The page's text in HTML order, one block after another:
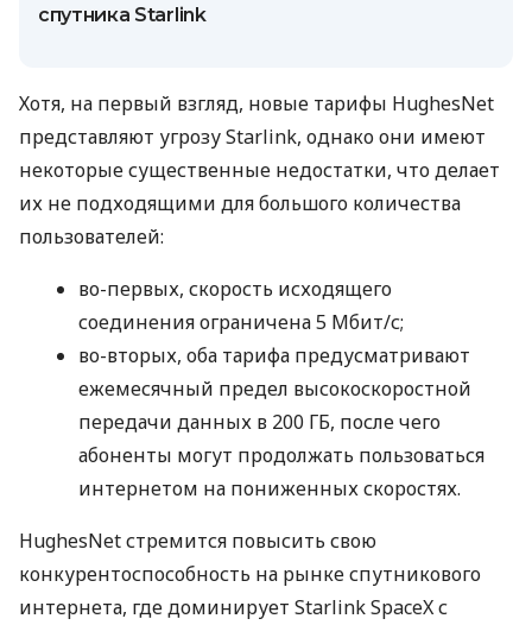
спутника Starlink
Хотя, на первый взгляд, новые тарифы HughesNet
представляют угрозу Starlink, однако они имеют
некоторые существенные недостатки, что делает
их не подходящими для большого количества
пользователей:
во-первых, скорость исходящего
соединения ограничена 5 Мбит/с;
во-вторых, оба тарифа предусматривают
ежемесячный предел высокоскоростной
передачи данных в 200 ГБ, после чего
абоненты могут продолжать пользоваться
интернетом на пониженных скоростях.
HughesNet стремится повысить свою
конкурентоспособность на рынке спутникового
интернета, где доминирует Starlink SpaceX с